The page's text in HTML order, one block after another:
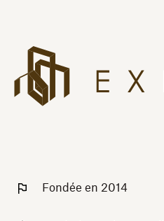
Fondée en 2014